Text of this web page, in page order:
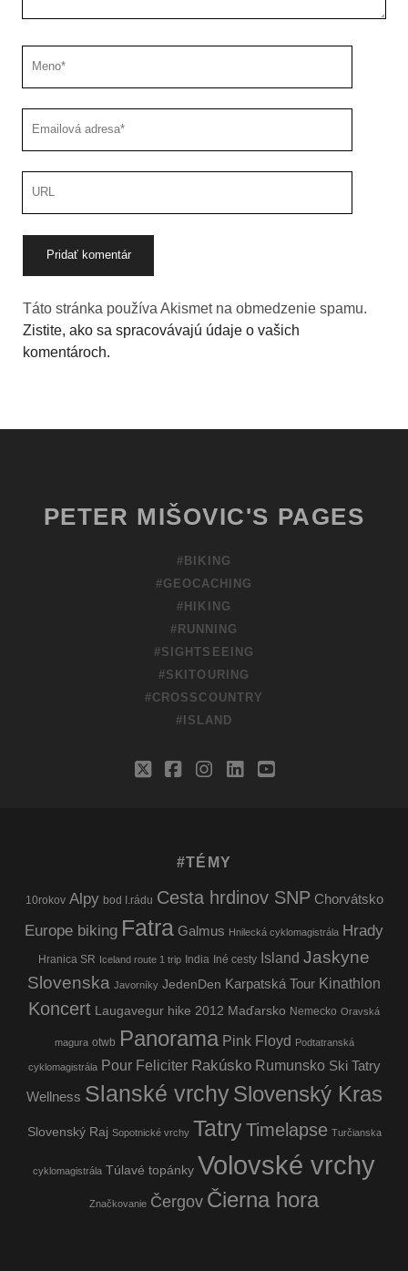
Táto stránka používa Akismet na obmedzenie spamu.
Zistite, ako sa spracovávajú údaje o vašich
komentároch.
PETER MIŠOVIC'S PAGES
#BIKING
#GEOCACHING
#HIKING
#RUNNING
#SIGHTSEEING
#SKITOURING
#CROSSCOUNTRY
#ISLAND
twitterfacebook
instagram
linkedinyoutube
#TÉMY
10rokov Alpy bod I.rádu Cesta hrdinov SNP Chorvátsko
Europe biking Fatra Galmus Hnilecká cyklomagistrála Hrady
Hranica SR Iceland route 1 trip India Iné cesty Island Jaskyne
Slovenska Javorníky JedenDen Karpatská Tour Kinathlon
Koncert Laugavegur hike 2012 Maďarsko Nemecko Oravská
magura otwb Panorama Pink Floyd Podtatranská
cyklomagistrála Pour Feliciter Rakúsko Rumunsko Ski Tatry
Wellness Slanské vrchy Slovenský Kras
Slovenský Raj Sopotnické vrchy Tatry Timelapse Turčianska
cyklomagistrála Túlavé topánky Volovské vrchy
Značkovanie Čergov Čierna hora